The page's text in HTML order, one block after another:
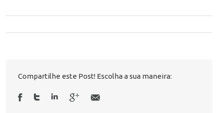
Compartilhe este Post! Escolha a sua maneira: